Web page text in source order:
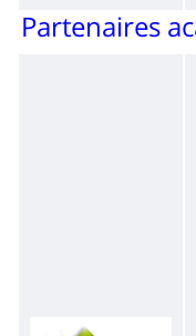
Partenaires
Imagen